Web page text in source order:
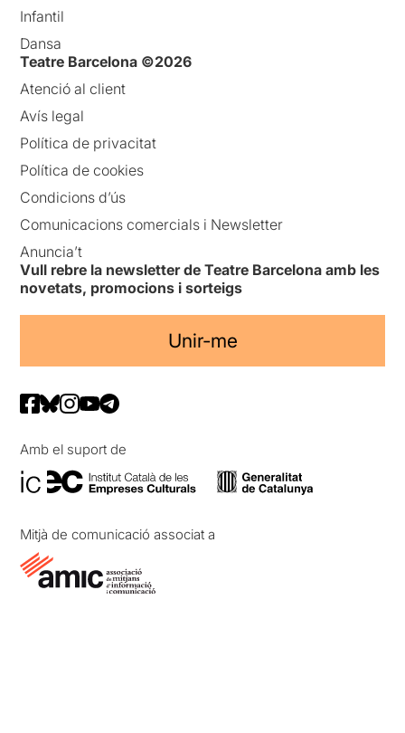
Infantil
Dansa
Teatre Barcelona ©2026
Atenció al client
Avís legal
Política de privacitat
Política de cookies
Condicions d’ús
Comunicacions comercials i Newsletter
Anuncia’t
Vull rebre la newsletter de Teatre Barcelona amb les
novetats, promocions i sorteigs
Unir-me
Amb el suport de
Mitjà de comunicació associat a